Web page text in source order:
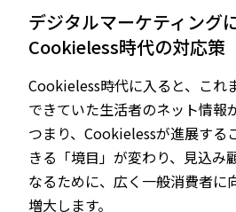
デジタルマーケティング
Cookieless時代の対応策
Cookieless時代に入ると、これ
できていた生活者のネット情報
つまり、Cookielessが進展する
きる「境目」が変わり、見込み
なるために、広く一般消費者に
増大します。